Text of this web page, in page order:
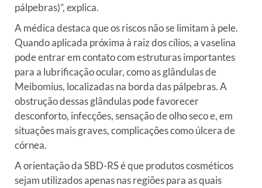
pálpebras)”, explica.
A médica destaca que os riscos não se limitam à pele.
Quando aplicada próxima à raiz dos cílios, a vaselina
pode entrar em contato com estruturas importantes
para a lubrificação ocular, como as glândulas de
Meibomius, localizadas na borda das pálpebras. A
obstrução dessas glândulas pode favorecer
desconforto, infecções, sensação de olho seco e, em
situações mais graves, complicações como úlcera de
córnea.
A orientação da SBD-RS é que produtos cosméticos
sejam utilizados apenas nas regiões para as quais